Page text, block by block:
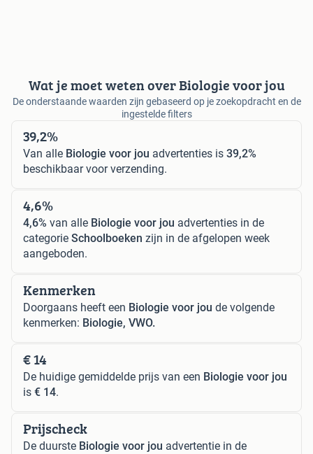
Wat je moet weten over Biologie voor jou
De onderstaande waarden zijn gebaseerd op je zoekopdracht en de
ingestelde filters
39,2%
Van alle Biologie voor jou advertenties is 39,2%
beschikbaar voor verzending.
4,6%
4,6% van alle Biologie voor jou advertenties in de
categorie Schoolboeken zijn in de afgelopen week
aangeboden.
Kenmerken
Doorgaans heeft een Biologie voor jou de volgende
kenmerken: Biologie, VWO.
€ 14
De huidige gemiddelde prijs van een Biologie voor jou
is € 14.
Prijscheck
De duurste Biologie voor jou advertentie in de